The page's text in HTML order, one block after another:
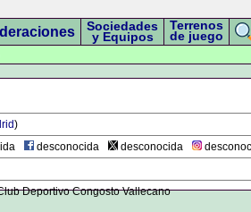
Sociedades
y Equipos
Terrenos
de juego
)
desconocida desconocida
Deportivo Congosto Vallecano